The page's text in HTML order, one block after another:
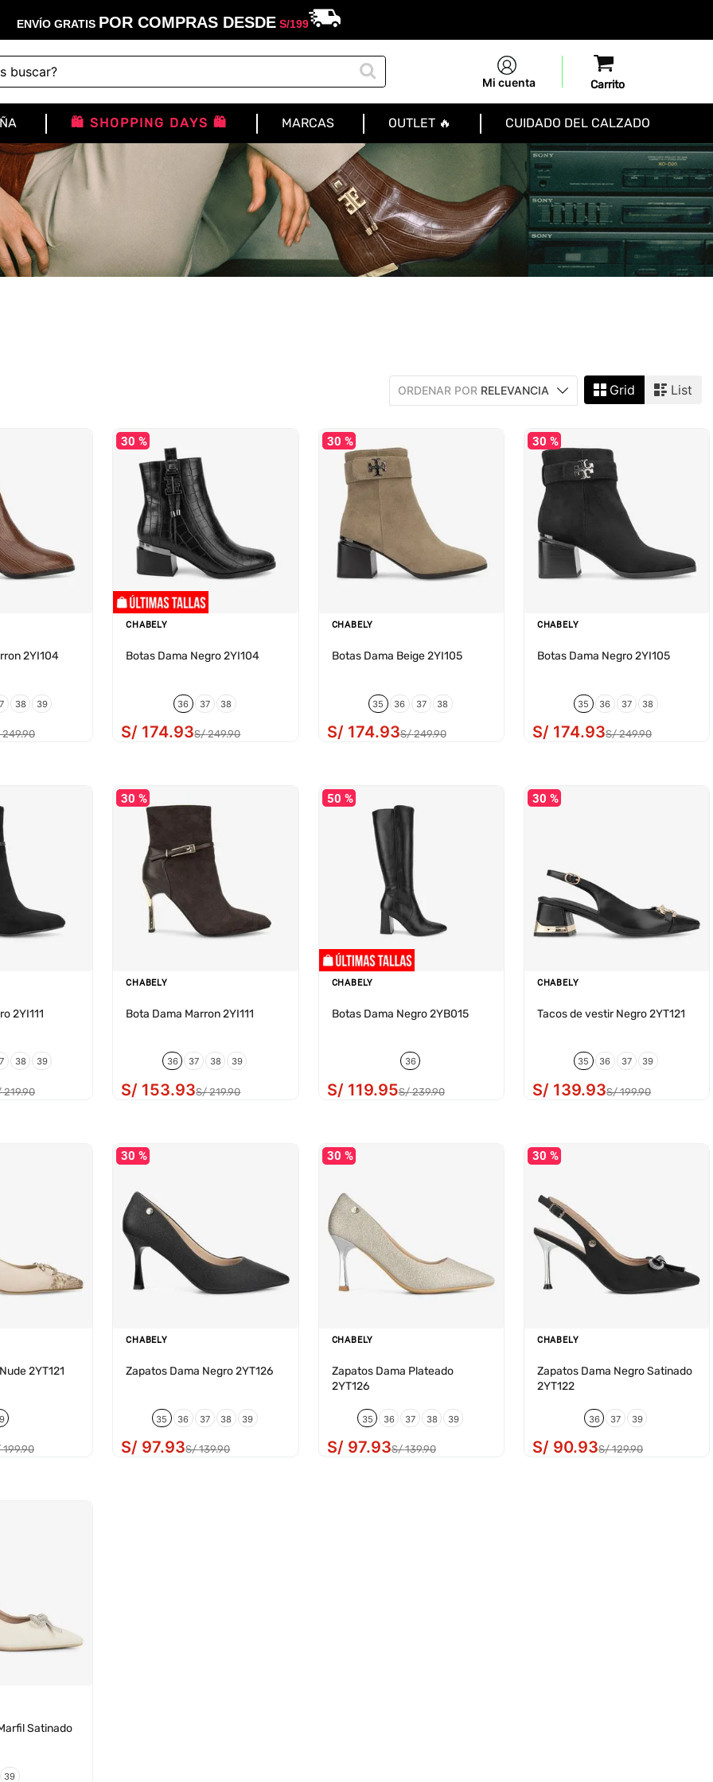
ENVÍO GRATIS POR COMPRAS DESDES/199
Mi cuenta
🛍️ SHOPPING DAYS 🛍️ MARCAS OUTLET 🔥 CUIDADO DEL CALZADO
ORDENAR POR RELEVANCIA Grid List
2YI104
38 39
249.90
30 %
CHABELY
Botas Dama Negro 2YI104
36 37 38
S/ 174.93S/ 249.90
30 %
CHABELY
Botas Dama Beige 2YI105
35 36 37 38
S/ 174.93S/ 249.90
30 %
CHABELY
Botas Dama Negro 2YI105
35 36 37 38
S/ 174.93S/ 249.90
2YI111
38 39
219.90
30 %
CHABELY
Bota Dama Marron 2YI111
36 37 38 39
S/ 153.93S/ 219.90
50 %
CHABELY
Botas Dama Negro 2YB015
36
S/ 119.95S/ 239.90
30 %
CHABELY
Tacos de vestir Negro 2YT121
35 36 37 39
S/ 139.93S/ 199.90
2YT121
199.90
30 %
CHABELY
Zapatos Dama Negro 2YT126
35 36 37 38 39
S/ 97.93S/ 139.90
30 %
CHABELY
Zapatos Dama Plateado
2YT126
35 36 37 38 39
S/ 97.93S/ 139.90
30 %
CHABELY
Zapatos Dama Negro Satinado
2YT122
36 37 39
S/ 90.93S/ 129.90
Satinado
39